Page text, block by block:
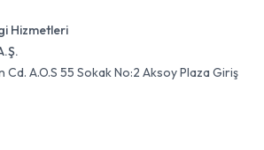
Hizmetleri
Cd. A.O.S 55 Sokak No:2 Aksoy Plaza Giriş